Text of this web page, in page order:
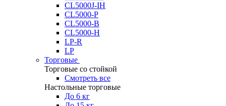
CL5000J-IH
CL5000-P
CL5000-B
CL5000-H
LP-R
LP
Торговые
Торговые со стойкой
Смотреть все
Настольные торговые
До 6 кг